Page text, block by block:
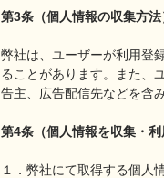
第3条（個人情報の収集方法
弊社は、ユーザーが利用登
ることがあります。また、
告主、広告配信先などを含
第4条（個人情報を収集・利
１．弊社にて取得する個人